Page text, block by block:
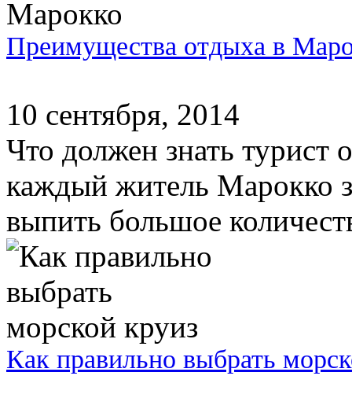
Преимущества отдыха в
10 сентября, 2014
Что должен знать турист
каждый житель Марокко
выпить большое
Как правильно выбрать